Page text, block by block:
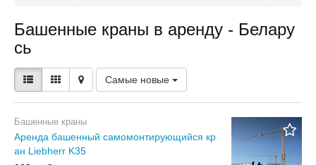
Башенные краны в аренду - Белару
сь
Самые новые
Башенные краны
Аренда башенный самомонтирующийся кр
ан Liebherr K35